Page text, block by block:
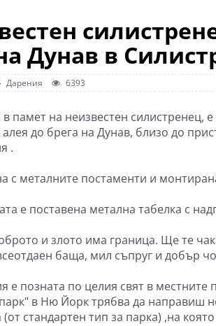
Дунав в
Дарения 6393
памет на неизвестен силистренец,
до брега на Дунав, близо до
.
с металните постаменти и
е поставена метална табелка с
и злото има граница. Ще те
баща, мил съпруг и добър
е позната по целия свят в местните
в Ню Йорк трябва да направиш
стандартен тип за парка) ,на